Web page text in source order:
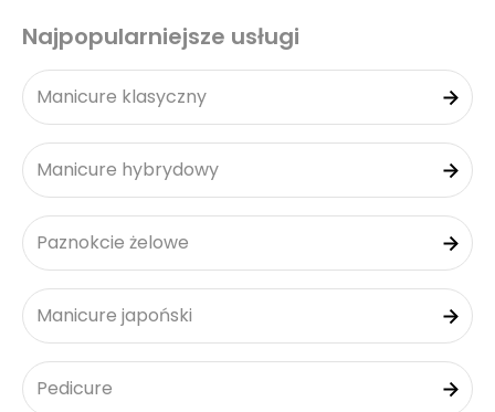
Najpopularniejsze usługi
Manicure klasyczny
Manicure hybrydowy
Paznokcie żelowe
Manicure japoński
Pedicure